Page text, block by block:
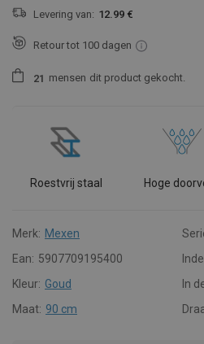
Levering van: 12.99 €
Retour tot 100 dagen
21 mensen dit product gekocht.
Roestvrij staal Hoge
Merk: Mexen
Ean: 5907709195400
Kleur: Goud In
Maat: 90 cm